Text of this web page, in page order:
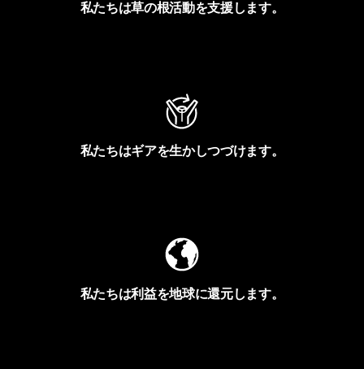
私たちは草の根活動を支援します。
私たちはギアを生かしつづけます。
私たちは利益を地球に還元します。